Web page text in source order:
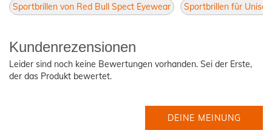
Sportbrillen von Red Bull Spect Eyewear Sportbrillen für Unisex
Kundenrezensionen
Leider sind noch keine Bewertungen vorhanden. Sei der Erste,
der das Produkt bewertet.
DEINE MEINUNG